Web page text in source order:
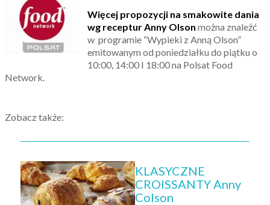
Więcej propozycji na smakowite dania
wg recepturAnny Olson można znaleźć
w programie “Wypieki z Anną Olson”
emitowanym od poniedziałku do piątku o
10:00, 14:00 I 18:00 na Polsat Food
Network.
Zobacz także:
KLASYCZNE
CROISSANTY Anny
Colson